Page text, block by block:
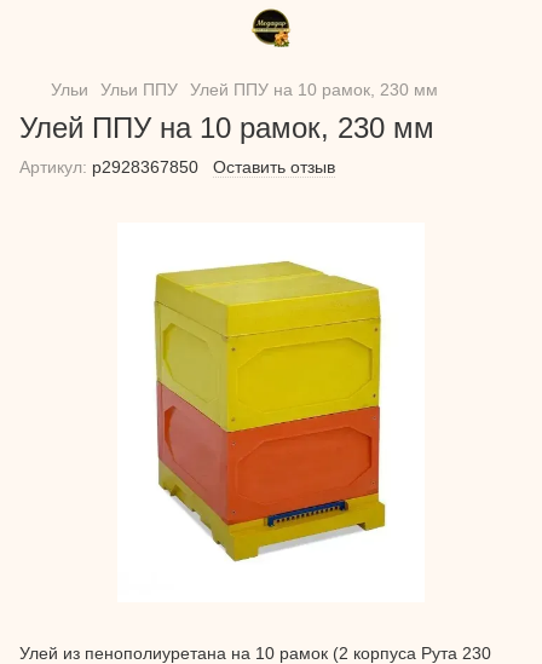
Ульи Ульи ППУ Улей ППУ на 10 рамок, 230 мм
Улей ППУ на 10 рамок, 230 мм
Артикул: p2928367850 Оставить отзыв
Улей из пенополиуретана на 10 рамок (2 корпуса Рута 230